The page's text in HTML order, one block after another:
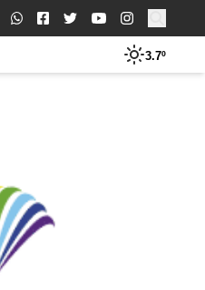
Buscar:
3.7º